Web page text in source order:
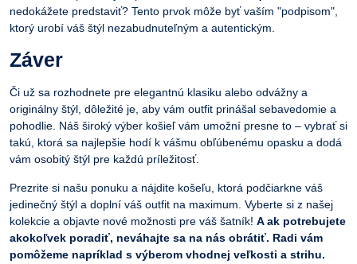
nedokážete predstaviť? Tento prvok môže byť vaším "podpisom",
ktorý urobí váš štýl nezabudnuteľným a autentickým.
Záver
Či už sa rozhodnete pre elegantnú klasiku alebo odvážny a
originálny štýl, dôležité je, aby vám outfit prinášal sebavedomie a
pohodlie. Náš široký výber košieľ vám umožní presne to – vybrať si
takú, ktorá sa najlepšie hodí k vášmu obľúbenému opasku a dodá
vám osobitý štýl pre každú príležitosť.
Prezrite si našu ponuku a nájdite košeľu, ktorá podčiarkne váš
jedinečný štýl a doplní váš outfit na maximum. Vyberte si z našej
kolekcie a objavte nové možnosti pre váš šatník! A ak potrebujete
akokoľvek poradiť, neváhajte sa na nás obrátiť. Radi vám
pomôžeme napríklad s výberom vhodnej veľkosti a strihu.